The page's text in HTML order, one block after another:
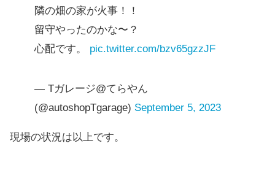
隣の畑の家が火事！！
留守やったのかな〜？
心配です。 pic.twitter.com/bzv65gzzJF
— Tガレージ@てらやん
(@autoshopTgarage) September 5, 2023
現場の状況は以上です。